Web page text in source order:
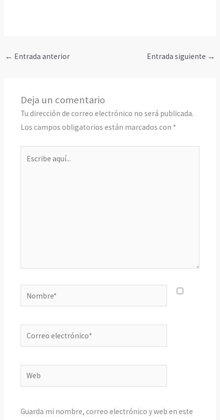
← Entrada anterior Entrada siguiente →
Deja un comentario
Tu dirección de correo electrónico no será publicada.
Los campos obligatorios están marcados con *
Nombre*
Correo
electrónico*
Web
Guarda mi nombre, correo electrónico y web en este